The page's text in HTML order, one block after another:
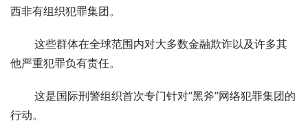
西非有组织犯罪集团。
他严重犯罪负有责任。
行动。